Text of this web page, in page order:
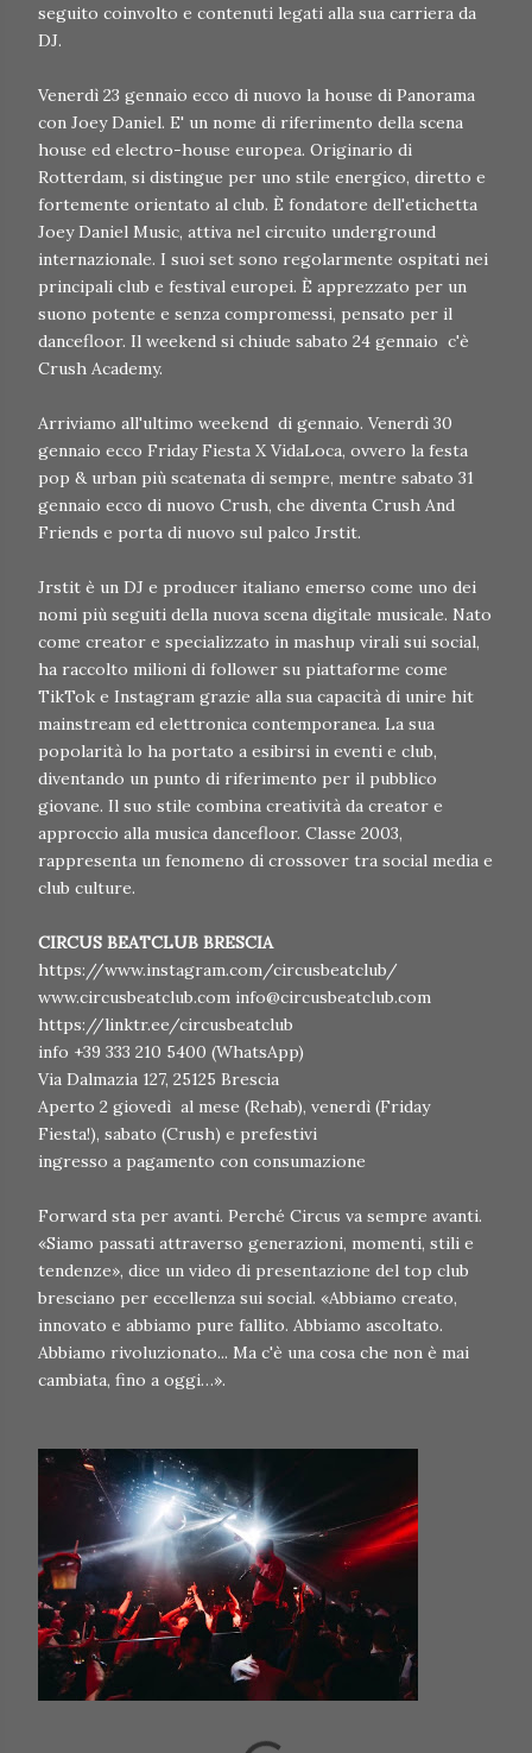
seguito coinvolto e contenuti legati alla sua carriera da
DJ.
Venerdì 23 gennaio ecco di nuovo la house di Panorama
con Joey Daniel. E' un nome di riferimento della scena
house ed electro-house europea. Originario di
Rotterdam, si distingue per uno stile energico, diretto e
fortemente orientato al club. È fondatore dell'etichetta
Joey Daniel Music, attiva nel circuito underground
internazionale. I suoi set sono regolarmente ospitati nei
principali club e festival europei. È apprezzato per un
suono potente e senza compromessi, pensato per il
dancefloor. Il weekend si chiude sabato 24 gennaio c'è
Crush Academy.
Arriviamo all'ultimo weekend di gennaio. Venerdì 30
gennaio ecco Friday Fiesta X VidaLoca, ovvero la festa
pop & urban più scatenata di sempre, mentre sabato 31
gennaio ecco di nuovo Crush, che diventa Crush And
Friends e porta di nuovo sul palco Jrstit.
Jrstit è un DJ e producer italiano emerso come uno dei
nomi più seguiti della nuova scena digitale musicale. Nato
come creator e specializzato in mashup virali sui social,
ha raccolto milioni di follower su piattaforme come
TikTok e Instagram grazie alla sua capacità di unire hit
mainstream ed elettronica contemporanea. La sua
popolarità lo ha portato a esibirsi in eventi e club,
diventando un punto di riferimento per il pubblico
giovane. Il suo stile combina creatività da creator e
approccio alla musica dancefloor. Classe 2003,
rappresenta un fenomeno di crossover tra social media e
club culture.
CIRCUS BEATCLUB BRESCIA
https://www.instagram.com/circusbeatclub/
www.circusbeatclub.com info@circusbeatclub.com
https://linktr.ee/circusbeatclub
info +39 333 210 5400 (WhatsApp)
Via Dalmazia 127, 25125 Brescia
Aperto 2 giovedì al mese (Rehab), venerdì (Friday
Fiesta!), sabato (Crush) e prefestivi
ingresso a pagamento con consumazione
Forward sta per avanti. Perché Circus va sempre avanti.
«Siamo passati attraverso generazioni, momenti, stili e
tendenze», dice un video di presentazione del top club
bresciano per eccellenza sui social. «Abbiamo creato,
innovato e abbiamo pure fallito. Abbiamo ascoltato.
Abbiamo rivoluzionato... Ma c'è una cosa che non è mai
cambiata, fino a oggi…».